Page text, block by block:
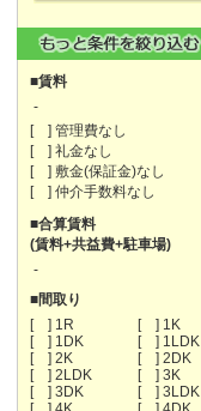
■賃料
-
[ ] 管理費なし
[ ] 礼金なし
[ ] 敷金(保証金)なし
[ ] 仲介手数料なし
■合算賃料
(賃料+共益費+駐車場)
-
■間取り
[ ] 1R
[ ] 1K
[ ] 1DK
[ ] 1LDK
[ ] 2K
[ ] 2DK
[ ] 2LDK
[ ] 3K
[ ] 3DK
[ ] 3LDK